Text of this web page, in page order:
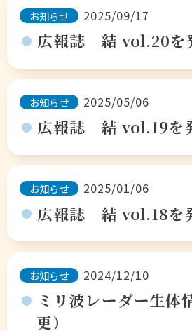
お知らせ 2025/09/17
広報誌 結 vol.20を
お知らせ 2025/05/06
広報誌 結 vol.19を
お知らせ 2025/01/06
広報誌 結 vol.18を
お知らせ 2024/12/10
ミリ波レーダー生体
更）